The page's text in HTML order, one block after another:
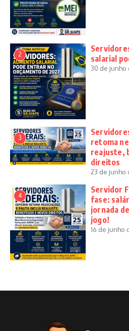
2
salarial
30 de junho
3
retoma
reajuste,
direitos
23 de junho
4
Servidor
fase:
jornada
jogo!
16 de junho